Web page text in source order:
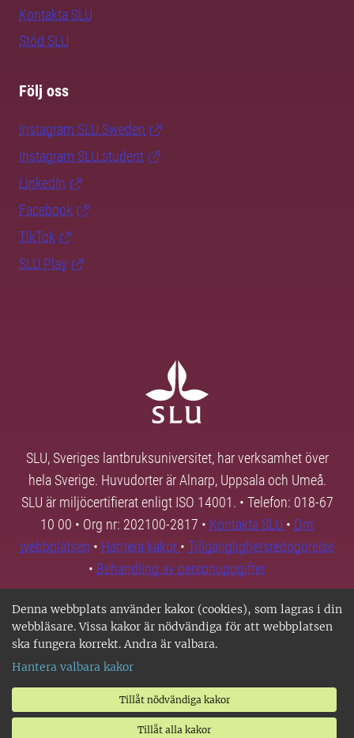
Denna webbplats använder kakor (cookies), som lagras i din
webbläsare. Vissa kakor är nödvändiga för att webbplatsen
ska fungera korrekt. Andra är valbara.
Hantera valbara kakor
Tillåt nödvändiga kakor
Tillåt alla kakor
Kontakta SLU
Stöd SLU
Följ oss
Instagram SLU.Sweden
Instagram SLU.student
LinkedIn
Facebook
TikTok
SLU Play
SLU, Sveriges lantbruksuniversitet, har verksamhet över
hela Sverige. Huvudorter är Alnarp, Uppsala och Umeå.
SLU är miljöcertifierat enligt ISO 14001. • Telefon: 018-67
10 00 • Org nr: 202100-2817 • Kontakta SLU • Om
webbplatsen • Hantera kakor • Tillgänglighetsredogörelse
• Behandling av personuppgifter